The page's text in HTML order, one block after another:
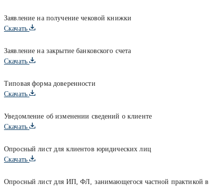
Заявление на получение чековой книжки
Скачать
Заявление на закрытие банковского счета
Скачать
Типовая форма доверенности
Скачать
Уведомление об изменении сведений о клиенте
Скачать
Опросный лист для клиентов юридических лиц
Скачать
Опросный лист для ИП, ФЛ, занимающегося частной практикой в